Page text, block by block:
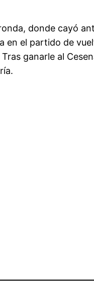
donde cayó
el partido de
ganarle al